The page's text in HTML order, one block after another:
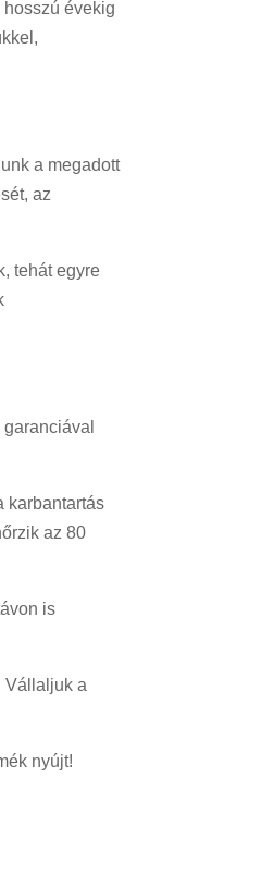
évekig
a megadott
az
tehát egyre
karbantartás
az 80
is
Vállaljuk a
nyújt!